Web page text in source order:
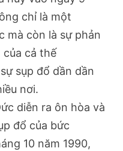
chỉ là một
mà còn là sự phản
của cả thế
sụp đổ dần dần
nơi.
diễn ra ôn hòa và
đổ của bức
10 năm 1990,